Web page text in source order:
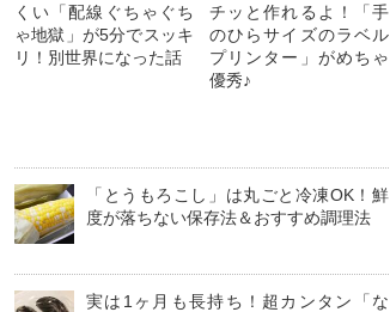
くい「配線ぐちゃぐち
ゃ地獄」が5分でスッキ
リ！別世界になった話
チッと作れるよ！「手
のひらサイズのラベル
プリンター」がめちゃ
優秀♪
「とうもろこし」は丸ごと冷凍OK！鮮
度が落ちない保存法＆おすすめ調理法
実は1ヶ月も長持ち！超カンタン「な